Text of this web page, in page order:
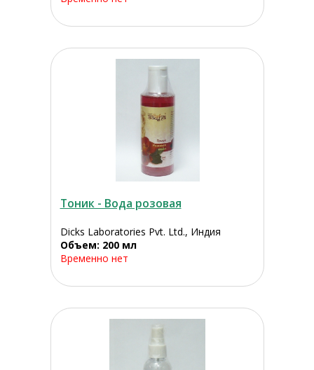
Тоник - Вода розовая
Dicks Laboratories Pvt. Ltd., Индия
Объем: 200 мл
Временно нет